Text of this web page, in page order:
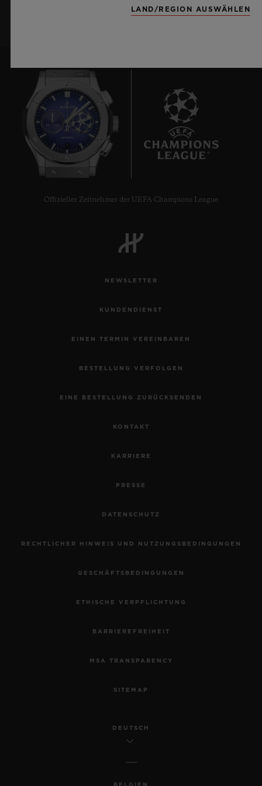
Offizieller Zeitnehmer der UEFA Champions League
NEWSLETTER
KUNDENDIENST
EINEN TERMIN VEREINBAREN
BESTELLUNG VERFOLGEN
EINE BESTELLUNG ZURÜCKSENDEN
KONTAKT
KARRIERE
PRESSE
DATENSCHUTZ
RECHTLICHER HINWEIS UND NUTZUNGSBEDINGUNGEN
GESCHÄFTSBEDINGUNGEN
ETHISCHE VERPFLICHTUNG
BARRIEREFREIHEIT
MSA TRANSPARENCY
SITEMAP
DEUTSCH
BELGIEN
LAND/REGION AUSWÄHLEN